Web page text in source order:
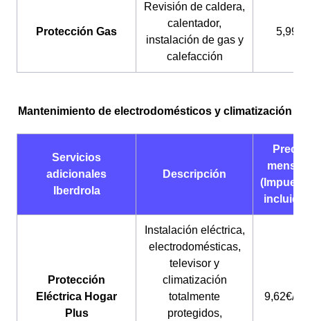
Protección Gas
Revisión de caldera,
calentador,
instalación de gas y
calefacción
5,99€
Mantenimiento de electrodomésticos y climatización
Servicios
adicionales
Iberdrola
Descripción
Precio
Protección
Eléctrica Hogar
Plus
Instalación eléctrica,
electrodomésticas,
televisor y
climatización
totalmente
protegidos,
9,62€/